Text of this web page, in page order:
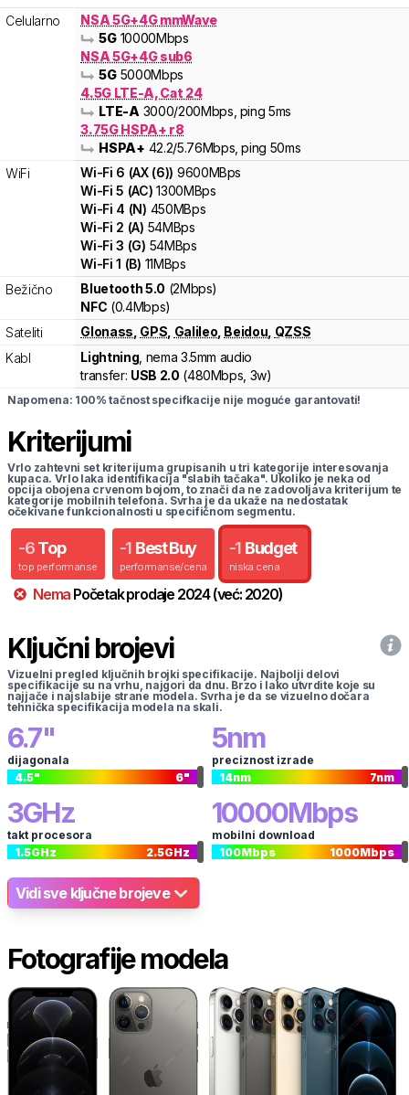
Celularno
NSA 5G+4G mmWave
5G 10000Mbps
NSA 5G+4G sub6
5G 5000Mbps
4.5G LTE-A, Cat 24
LTE-A 3000/200Mbps , ping 5ms
3.75G HSPA+ r8
HSPA+ 42.2/5.76Mbps , ping 50ms
WiFi
Wi-Fi 6 (AX (6)) 9600MBps
Wi-Fi5 (AC) 1300MBps
Wi-Fi 4 (N) 450MBps
Wi-Fi 2 (A) 54MBps
Wi-Fi3 (G) 54MBps
Wi-Fi1 (B) 11MBps
Bežično
Bluetooth 5.0 (2Mbps)
NFC (0.4Mbps)
Sateliti
Glonass GPS Galileo Beidou QZSS
Kabl
Lightning , nema 3.5mm audio
transfer: USB 2.0 (480Mbps, 3w)
Napomena: 100% tačnost specifkacije nije moguće garantovati!
Kriterijumi
Vrlo zahtevni set kriterijuma grupisanih u tri kategorije interesovanja
kupaca. Vrlo laka identifikacija "slabih tačaka". Ukoliko je neka od
opcija obojena crvenom bojom, to znači da ne zadovoljava kriterijum te
kategorije mobilnih telefona. Svrha je da ukaže na nedostatak
očekivane funkcionalnosti u specifičnom segmentu.
-6 Top
top performanse
-1 Best Buy
performanse/cena
-1 Budget
niska cena
Nema Početak prodaje 2024(već: 2020)
Ključni brojevi
Vizuelni pregled ključnih brojki specifikacije. Najbolji delovi
specifikacije su na vrhu, najgori da dnu. Brzo i lako utvrdite koje su
najjače i najslabije strane modela. Svrha je da se vizuelno dočara
tehnička specifikacija modela na skali.
6.7"
dijagonala
4.5" 6"
5nm
preciznost izrade
14nm 7nm
3GHz
takt procesora
1.5GHz 2.5GHz
10000Mbps
mobilni download
100Mbps 1000Mbps
Vidi sve ključne brojeve
Fotografije modela